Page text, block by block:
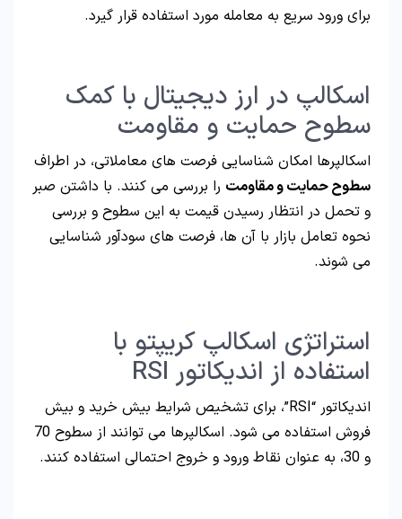
برای ورود سریع به معامله مورد استفاده قرار گیرد.
اسکالپ در ارز دیجیتال با کمک
سطوح حمایت و مقاومت
اسکالپرها امکان شناسایی فرصت های معاملاتی، در اطراف
سطوح حمایت و مقاومت را بررسی می کنند. با داشتن صبر
و تحمل در انتظار رسیدن قیمت به این سطوح و بررسی
نحوه تعامل بازار با آن ها، فرصت های سودآور شناسایی
می شوند.
استراتژی اسکالپ کریپتو با
استفاده از اندیکاتور RSI
اندیکاتور “RSI”، برای تشخیص شرایط بیش خرید و بیش
فروش استفاده می شود. اسکالپرها می توانند از سطوح 70
و 30، به عنوان نقاط ورود و خروج احتمالی استفاده کنند.